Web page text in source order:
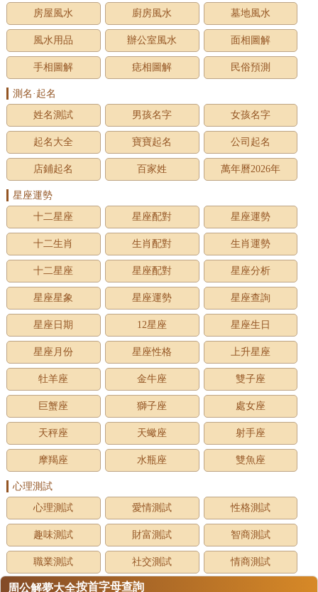
房屋風水 廚房風水 墓地風水
風水用品 辦公室風水 面相圖解
手相圖解 痣相圖解 民俗預測
測名·起名
姓名測試
男孩名字 女孩名字
起名大全 寶寶起名 公司起名
店鋪起名 百家姓 萬年曆2026年
星座運勢
十二星座
星座配對 星座運勢
十二生肖 生肖配對 生肖運勢
十二星座 星座配對 星座分析
星座星象 星座運勢 星座查詢
星座日期 12星座 星座生日
星座月份 星座性格 上升星座
牡羊座 金牛座 雙子座
巨蟹座 獅子座 處女座
天秤座 天蠍座 射手座
摩羯座 水瓶座 雙魚座
心理測試
心理測試
愛情測試 性格測試
趣味測試 財富測試 智商測試
職業測試 社交測試 情商測試
周公解夢大全按首字母查詢